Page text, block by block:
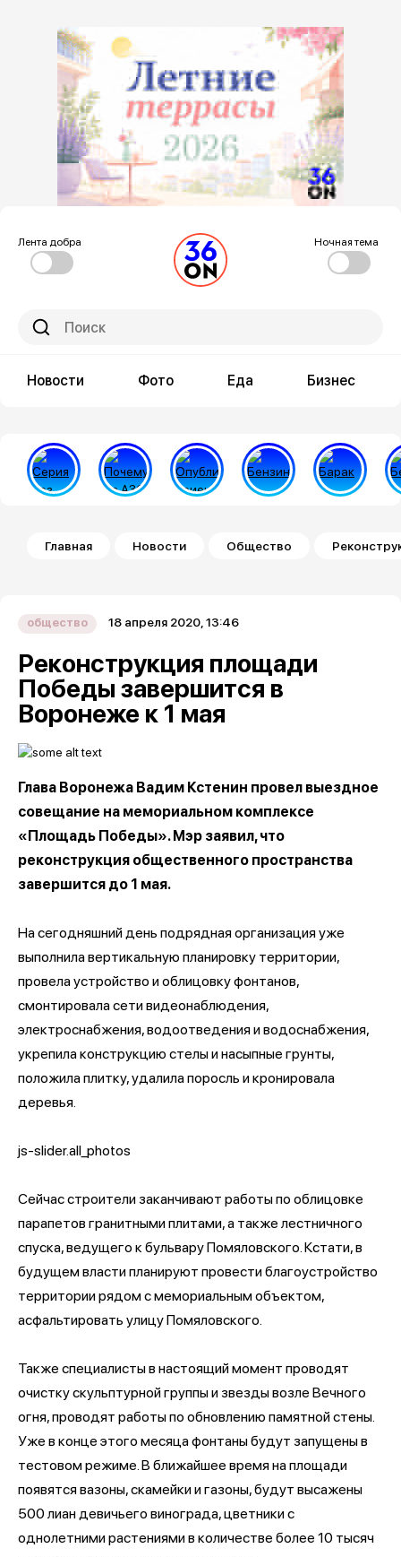
Лента добра Ночная тема
Новости Фото Еда Бизнес
Строка навигации
Главная Новости Общество
общество 18 апреля 2020, 13:46
Реконструкция площади
Победы завершится в
Воронеже к 1 мая
Глава Воронежа Вадим Кстенин провел выездное
совещание на мемориальном комплексе
«Площадь Победы». Мэр заявил, что
реконструкция общественного пространства
завершится до 1 мая.
На сегодняшний день подрядная организация уже
выполнила вертикальную планировку территории,
провела устройство и облицовку фонтанов,
смонтировала сети видеонаблюдения,
электроснабжения, водоотведения и водоснабжения,
укрепила конструкцию стелы и насыпные грунты,
положила плитку, удалила поросль и кронировала
деревья.
js-slider.all_photos
Сейчас строители заканчивают работы по облицовке
парапетов гранитными плитами, а также лестничного
спуска, ведущего к бульвару Помяловского. Кстати, в
будущем власти планируют провести благоустройство
территории рядом с мемориальным объектом,
асфальтировать улицу Помяловского.
Также специалисты в настоящий момент проводят
очистку скульптурной группы и звезды возле Вечного
огня, проводят работы по обновлению памятной стены.
Уже в конце этого месяца фонтаны будут запущены в
тестовом режиме. В ближайшее время на площади
появятся вазоны, скамейки и газоны, будут высажены
500 лиан девичьего винограда, цветники с
однолетними растениями в количестве более 10 тысяч